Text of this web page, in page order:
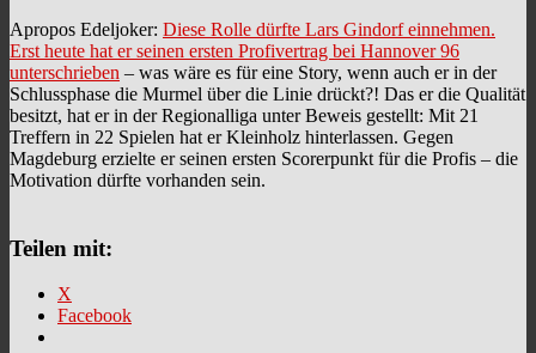
Apropos Edeljoker: Diese Rolle dürfte Lars Gindorf einnehmen.
Erst heute hat er seinen ersten Profivertrag bei Hannover 96
unterschrieben – was wäre es für eine Story, wenn auch er in der
Schlussphase die Murmel über die Linie drückt?! Das er die Qualität
besitzt, hat er in der Regionalliga unter Beweis gestellt: Mit 21
Treffern in 22 Spielen hat er Kleinholz hinterlassen. Gegen
Magdeburg erzielte er seinen ersten Scorerpunkt für die Profis – die
Motivation dürfte vorhanden sein.
Teilen mit:
X
Facebook